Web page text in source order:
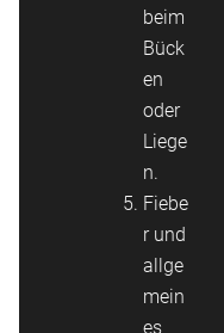
beim
Bück
en
oder
Liege
n.
Fiebe
r und
allge
mein
es